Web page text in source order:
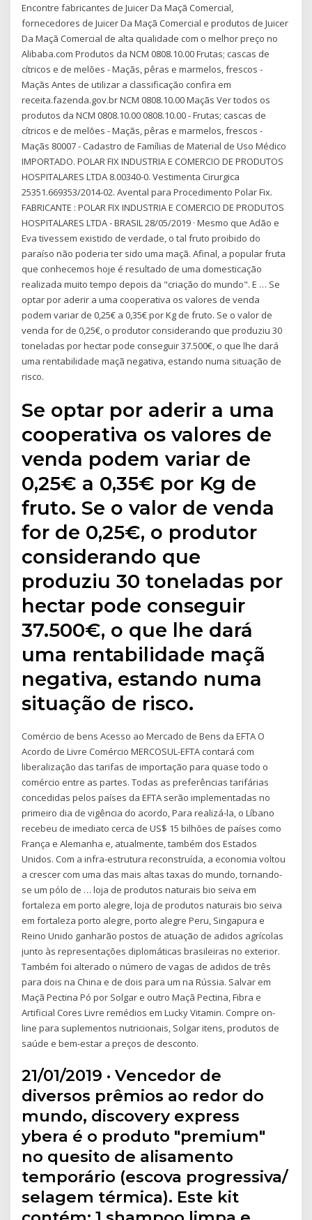
Encontre fabricantes de Juicer Da Maçã Comercial,
fornecedores de Juicer Da Maçã Comercial e produtos de Juicer
Da Maçã Comercial de alta qualidade com o melhor preço no
Alibaba.com Produtos da NCM 0808.10.00 Frutas; cascas de
cítricos e de melões - Maçãs, pêras e marmelos, frescos -
Maçãs Antes de utilizar a classificação confira em
receita.fazenda.gov.br NCM 0808.10.00 Maçãs Ver todos os
produtos da NCM 0808.10.00 0808.10.00 - Frutas; cascas de
cítricos e de melões - Maçãs, pêras e marmelos, frescos -
Maçãs 80007 - Cadastro de Famílias de Material de Uso Médico
IMPORTADO. POLAR FIX INDUSTRIA E COMERCIO DE PRODUTOS
HOSPITALARES LTDA 8.00340-0. Vestimenta Cirurgica
25351.669353/2014-02. Avental para Procedimento Polar Fix.
FABRICANTE : POLAR FIX INDUSTRIA E COMERCIO DE PRODUTOS
HOSPITALARES LTDA - BRASIL 28/05/2019 · Mesmo que Adão e
Eva tivessem existido de verdade, o tal fruto proibido do
paraíso não poderia ter sido uma maçã. Afinal, a popular fruta
que conhecemos hoje é resultado de uma domesticação
realizada muito tempo depois da "criação do mundo". E … Se
optar por aderir a uma cooperativa os valores de venda
podem variar de 0,25€ a 0,35€ por Kg de fruto. Se o valor de
venda for de 0,25€, o produtor considerando que produziu 30
toneladas por hectar pode conseguir 37.500€, o que lhe dará
uma rentabilidade maçã negativa, estando numa situação de
risco.
Se optar por aderir a uma
cooperativa os valores de
venda podem variar de
0,25€ a 0,35€ por Kg de
fruto. Se o valor de venda
for de 0,25€, o produtor
considerando que
produziu 30 toneladas por
hectar pode conseguir
37.500€, o que lhe dará
uma rentabilidade maçã
negativa, estando numa
situação de risco.
Comércio de bens Acesso ao Mercado de Bens da EFTA O
Acordo de Livre Comércio MERCOSUL-EFTA contará com
liberalização das tarifas de importação para quase todo o
comércio entre as partes. Todas as preferências tarifárias
concedidas pelos países da EFTA serão implementadas no
primeiro dia de vigência do acordo, Para realizá-la, o Líbano
recebeu de imediato cerca de US$ 15 bilhões de países como
França e Alemanha e, atualmente, também dos Estados
Unidos. Com a infra-estrutura reconstruída, a economia voltou
a crescer com uma das mais altas taxas do mundo, tornando-
se um pólo de … loja de produtos naturais bio seiva em
fortaleza em porto alegre, loja de produtos naturais bio seiva
em fortaleza porto alegre, porto alegre Peru, Singapura e
Reino Unido ganharão postos de atuação de adidos agrícolas
junto às representações diplomáticas brasileiras no exterior.
Também foi alterado o número de vagas de adidos de três
para dois na China e de dois para um na Rússia. Salvar em
Maçã Pectina Pó por Solgar e outro Maçã Pectina, Fibra e
Artificial Cores Livre remédios em Lucky Vitamin. Compre on-
line para suplementos nutricionais, Solgar itens, produtos de
saúde e bem-estar a preços de desconto.
21/01/2019 · Vencedor de
diversos prêmios ao redor do
mundo, discovery express
ybera é o produto "premium"
no quesito de alisamento
temporário (escova progressiva/
selagem térmica). Este kit